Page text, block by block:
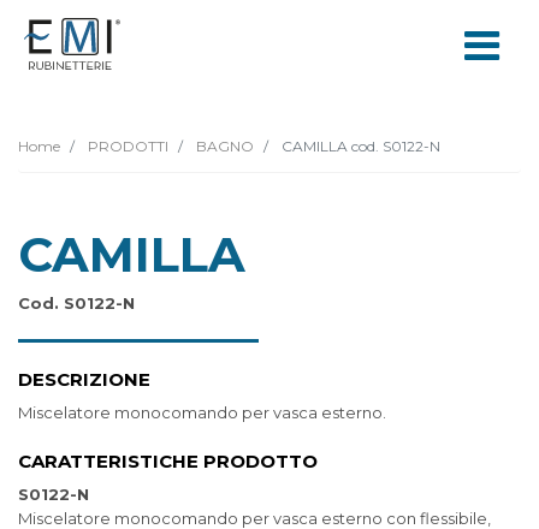
Home PRODOTTI BAGNO CAMILLA cod. S0122-N
CAMILLA
Cod. S0122-N
DESCRIZIONE
Miscelatore monocomando per vasca esterno.
CARATTERISTICHE PRODOTTO
S0122-N
Miscelatore monocomando per vasca esterno con flessibile,